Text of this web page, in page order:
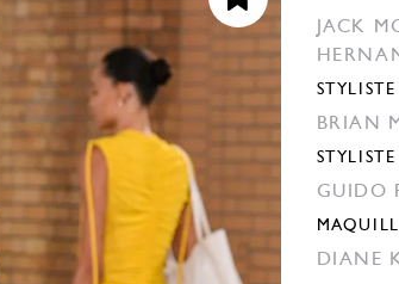
JACK
STYLISTE
BRIAN
GUIDO
DIANE